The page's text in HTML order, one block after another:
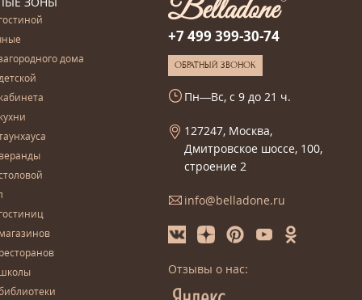
дома
+7 499 399-30-74
ОБРАТНЫЙ ЗВОНОК
Пн—Вс, с 9 до 21 ч.
127247, Москва,
Дмитровское шоссе, 100,
строение 2
info@belladone.ru
Отзывы о нас: